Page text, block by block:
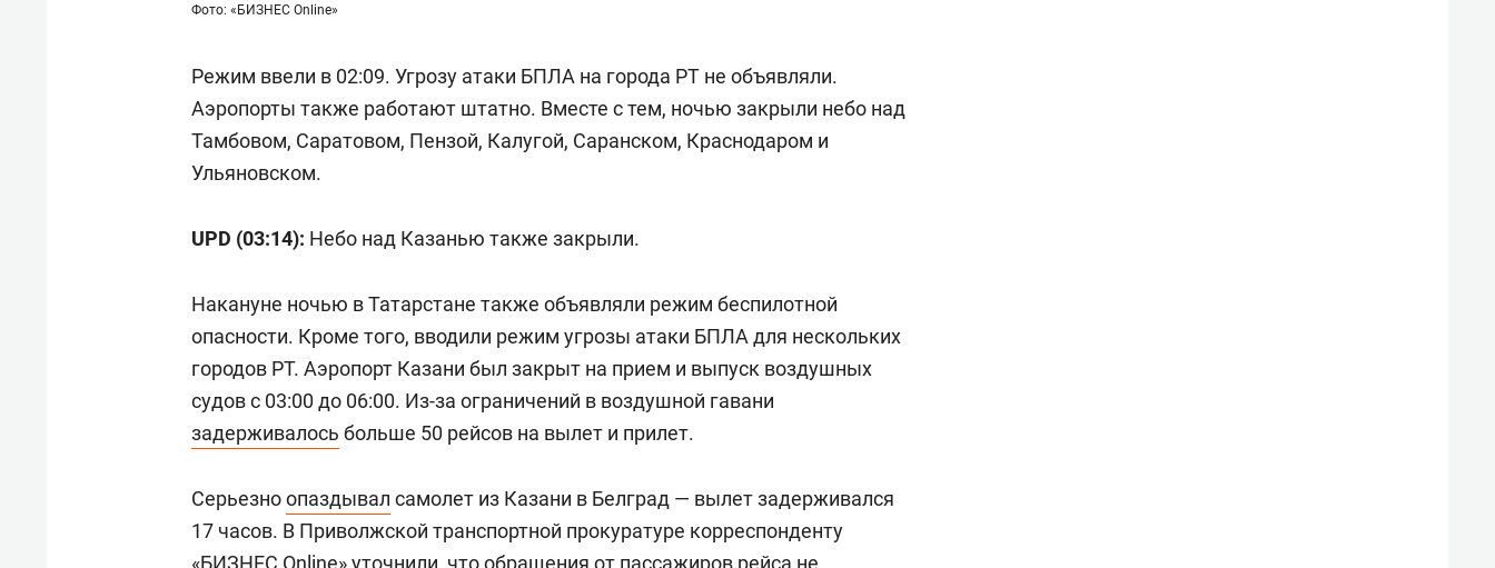
Фото: «БИЗНЕС Online»
Режим ввели в 02:09. Угрозу атаки БПЛА на города РТ не объявляли.
Аэропорты также работают штатно. Вместе с тем, ночью закрыли небо над
Тамбовом, Саратовом, Пензой, Калугой, Саранском, Краснодаром и
Ульяновском.
UPD (03:14): Небо над Казанью также закрыли.
Накануне ночью в Татарстане также объявляли режим беспилотной
опасности. Кроме того, вводили режим угрозы атаки БПЛА для нескольких
городов РТ. Аэропорт Казани был закрыт на прием и выпуск воздушных
судов с 03:00 до 06:00. Из-за ограничений в воздушной гавани
задерживалось больше 50 рейсов на вылет и прилет.
Серьезноопаздывал самолет из Казани в Белград — вылет задерживался
17 часов. В Приволжской транспортной прокуратуре корреспонденту
«БИЗНЕС Online» уточнили, что обращения от пассажиров рейса не